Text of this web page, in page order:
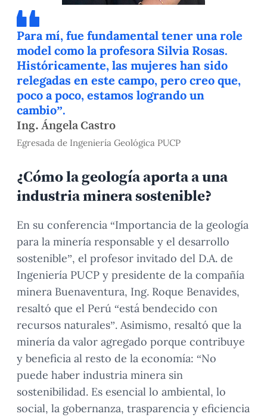
Para mí, fue fundamental tener una role
model como la profesora Silvia Rosas.
Históricamente, las mujeres han sido
relegadas en este campo, pero creo que,
poco a poco, estamos logrando un
cambio”.
Ing. Ángela Castro
Egresada de Ingeniería Geológica PUCP
¿Cómo la geología aporta a una
industria minera sostenible?
En su conferencia “Importancia de la geología
para la minería responsable y el desarrollo
sostenible”, el profesor invitado del D.A. de
Ingeniería PUCP y presidente de la compañía
minera Buenaventura, Ing. Roque Benavides,
resaltó que el Perú “está bendecido con
recursos naturales”. Asimismo, resaltó que la
minería da valor agregado porque contribuye
y beneficia al resto de la economía: “No
puede haber industria minera sin
sostenibilidad. Es esencial lo ambiental, lo
social, la gobernanza, trasparencia y eficiencia